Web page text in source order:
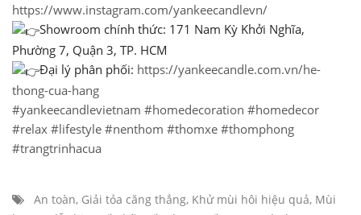
https://www.instagram.com/yankeecandlevn/
Showroom chính thức: 171 Nam Kỳ Khởi Nghĩa,
Phường 7, Quận 3, TP. HCM
Đại lý phân phối: https://yankeecandle.com.vn/he-
thong-cua-hang
#yankeecandlevietnam #homedecoration #homedecor
#relax #lifestyle #nenthom #thomxe #thomphong
#trangtrinhacua
An toàn, Giải tỏa căng thẳng, Khử mùi hôi hiệu quả, Mùi